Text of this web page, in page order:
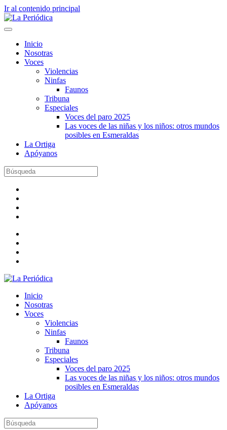
Ir al contenido principal
Inicio
Nosotras
Voces
Violencias
Ninfas
Faunos
Tribuna
Especiales
Voces del paro 2025
Las voces de las niñas y los niños: otros mundos
posibles en Esmeraldas
La Ortiga
Apóyanos
Inicio
Nosotras
Voces
Violencias
Ninfas
Faunos
Tribuna
Especiales
Voces del paro 2025
Las voces de las niñas y los niños: otros mundos
posibles en Esmeraldas
La Ortiga
Apóyanos